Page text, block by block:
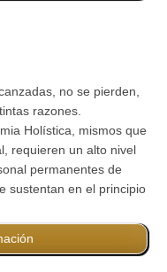
no se pierden,
razones.
Holística, mismos que
requieren un alto nivel
permanentes de
sustentan en el principio